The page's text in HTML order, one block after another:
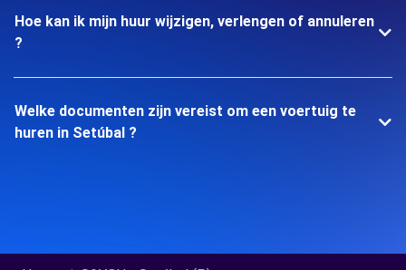
Hoe kan ik mijn huur wijzigen, verlengen of annuleren
?
Welke documenten zijn vereist om een voertuig te
huren in Setúbal ?